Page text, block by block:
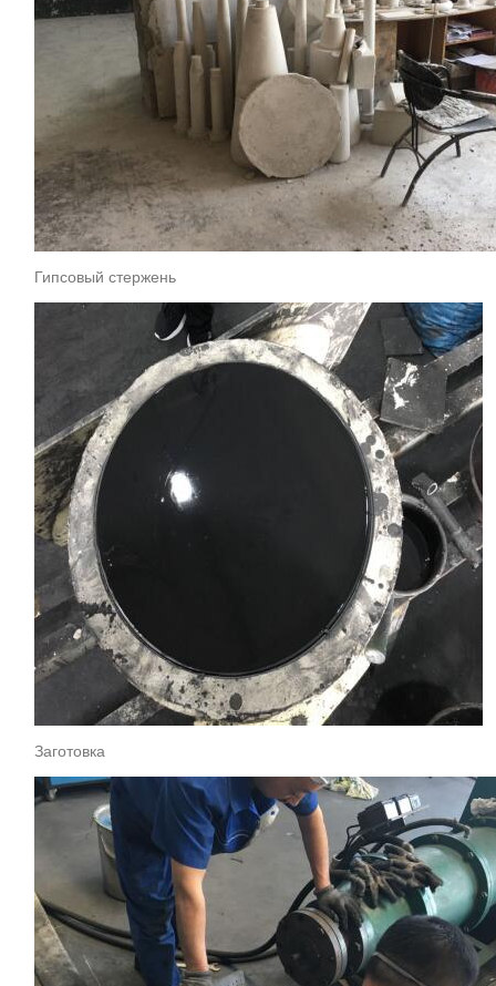
Гипсовый стержень
Заготовка